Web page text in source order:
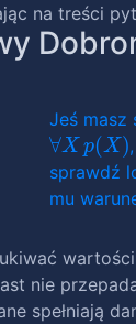
na treści
Jeś masz
∀Xp(X)
sprawdź
mu
wartości
nie
spełniają